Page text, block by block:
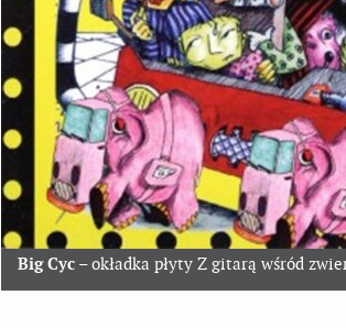
Big Cyc – okładka płyty Z gitarą wśród